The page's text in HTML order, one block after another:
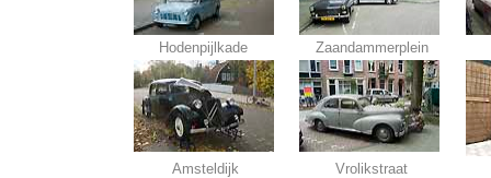
Hodenpijlkade Zaandammerplein
Amsteldijk Vrolikstraat